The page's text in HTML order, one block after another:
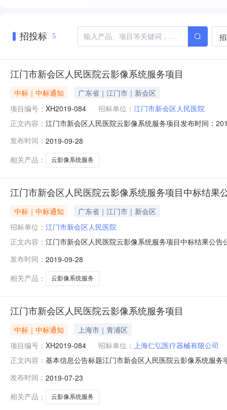
招投标 5
江门市新会区人民医院云影像系统服务项目
中标｜中标通知
广东省｜江门市｜新会区
项目编号： XH2019-084 招标单位： 江门市新会区人民医院
正文内容： 江门市新会区人民医院云影像系统服务项目发布时间：
公告时间2019年09月28日09:15获取招标文件时间详见
￥0.
发布时间： 2019-09-28
相关产品：
云影像系统服务
江门市新会区人民医院云影像系统服务项目中标结果
中标｜中标通知
广东省｜江门市｜新会区
招标单位： 江门市新会区人民医院
正文内容： 江门市新会区人民医院云影像系统服务项目中标结果公
详见公告正文预算金额￥0.000000万元（人民币）联系
购单
发布时间： 2019-09-28
相关产品：
云影像系统服务
江门市新会区人民医院云影像系统服务项目
中标｜中标通知
上海市｜青浦区
项目编号： XH2019-084 招标单位： 上海仁弘医疗器械有限公司
正文内容： 基本信息公告标题江门市新会区人民医院云影像系统服
代码91440705562575228A中标（成交）供应商名称宁
发布时间： 2019-07-23
相关产品：
云影像系统服务